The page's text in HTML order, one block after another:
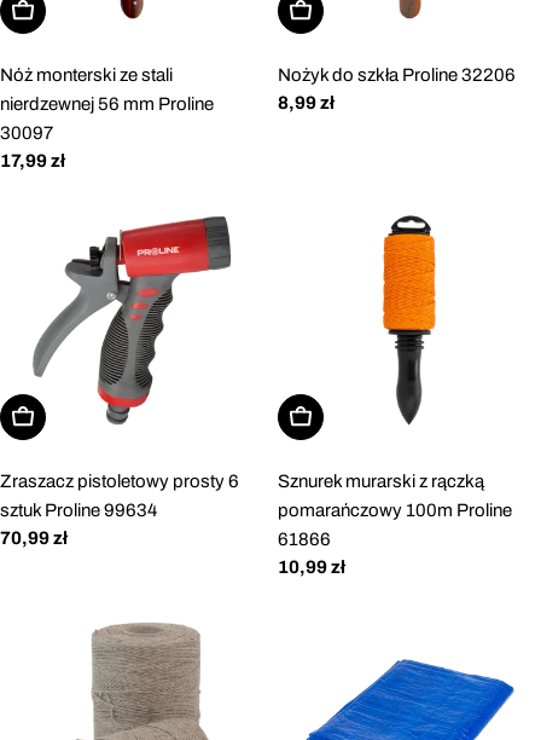
Dodaj do koszyka
Nóż monterski ze stali
nierdzewnej 56 mm Proline
30097
Cena
17,99 zł
Dodaj do koszyka
Nożyk do szkła Proline 32206
Cena
8,99 zł
Dodaj do koszyka
Zraszacz pistoletowy prosty 6
sztuk Proline 99634
Cena
70,99 zł
Dodaj do koszyka
Sznurek murarski z rączką
pomarańczowy 100m Proline
61866
Cena
10,99 zł